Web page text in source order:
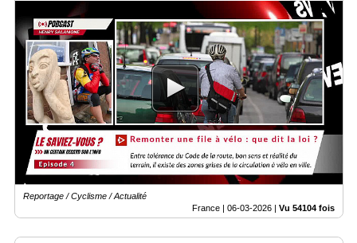
Reportage / Cyclisme / Actualité
France | 06-03-2026 Vu 54104 fois